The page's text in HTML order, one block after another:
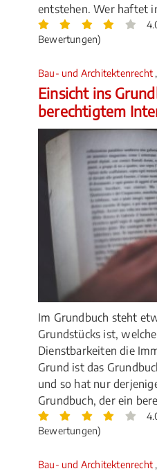
entstehen. Wer haftet
Bewertungen)
Bau- und Architektenrecht
Einsicht ins
berechtigtem
Im Grundbuch steht
Grundstücks ist,
Dienstbarkeiten die
Grund ist das
und so hat nur
Grundbuch, der ein
Bewertungen)
Bau- und Architektenrecht